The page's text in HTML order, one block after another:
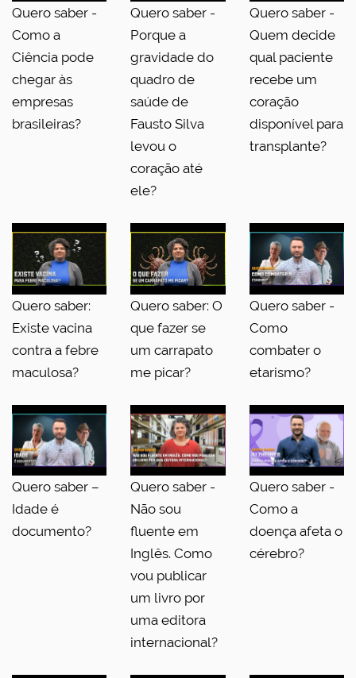
Quero saber -
Como a
Ciência pode
chegar às
empresas
brasileiras?
Quero saber -
Porque a
gravidade do
quadro de
saúde de
Fausto Silva
levou o
coração até
ele?
Quero saber -
Quem decide
qual paciente
recebe um
coração
disponível para
transplante?
Quero saber:
Existe vacina
contra a febre
maculosa?
Quero saber: O
que fazer se
um carrapato
me picar?
Quero saber -
Como
combater o
etarismo?
Quero saber –
Idade é
documento?
Quero saber -
Não sou
fluente em
Inglês. Como
vou publicar
um livro por
uma editora
internacional?
Quero saber -
Como a
doença afeta o
cérebro?